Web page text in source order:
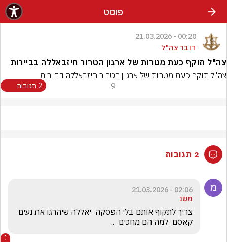
פוסט
00:20 - 21.03.2026
דובר צה"ל
צה"ל תוקף כעת מטרות של ארגון הטרור חיזבאללה בביירות
צה"ל תוקף כעת מטרות של ארגון הטרור חיזבאללה בביירות
9 2 תגובות
2 תגובות
02:06 - 21.03.2026
משנ
קאסם  למה הם מחכים  ..